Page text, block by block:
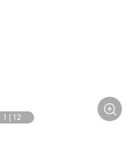
1 |12